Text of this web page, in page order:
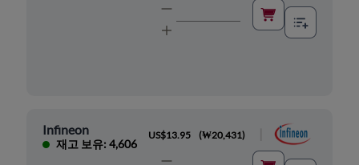
Infineon
재고 보유: 4,606
US$13.95 (₩20,431)